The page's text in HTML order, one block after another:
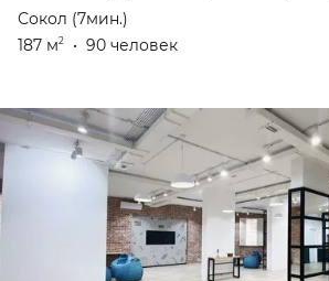
Сокол (7мин.)
187 м2 • 90 человек